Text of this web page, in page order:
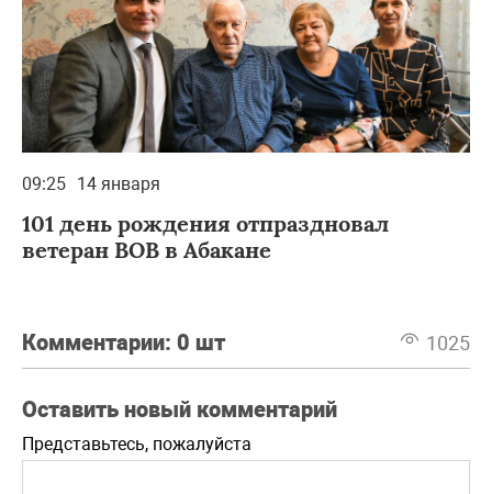
09:25 14 января
101 день рождения отпраздновал
ветеран ВОВ в Абакане
Комментарии: 0 шт 1025
Оставить новый комментарий
Представьтесь, пожалуйста